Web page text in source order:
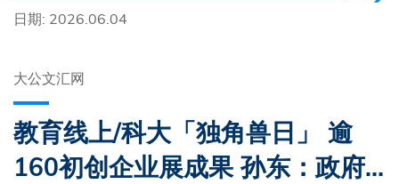
日期: 2026.06.04
大公文汇网
教育线上/科大「独角兽日」 逾
160初创企业展成果 孙东：政府